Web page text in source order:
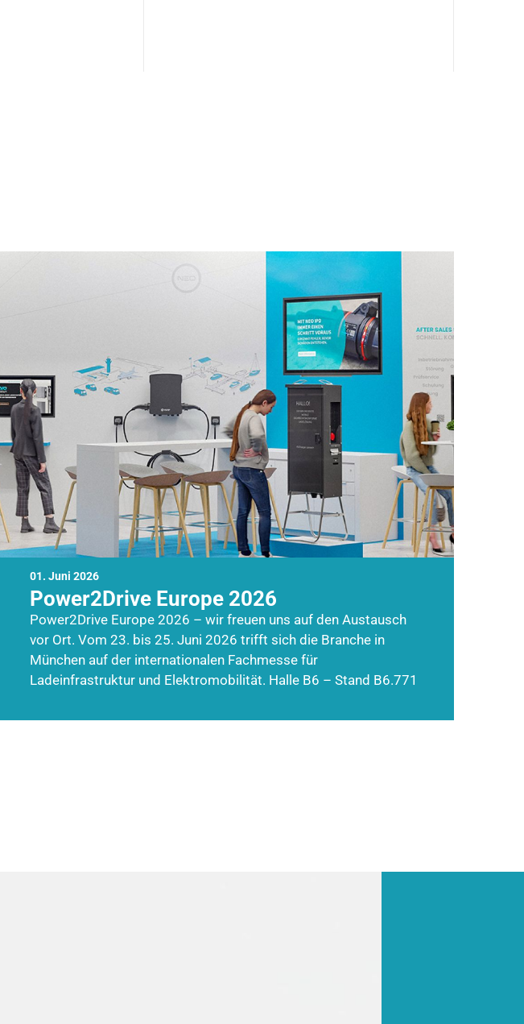
01. Juni 2026
Power2Drive Europe 2026
Power2Drive Europe 2026 – wir freuen uns auf den Austausch
vor Ort. Vom 23. bis 25. Juni 2026 trifft sich die Branche in
München auf der internationalen Fachmesse für
Ladeinfrastruktur und Elektromobilität. Halle B6 – Stand B6.771